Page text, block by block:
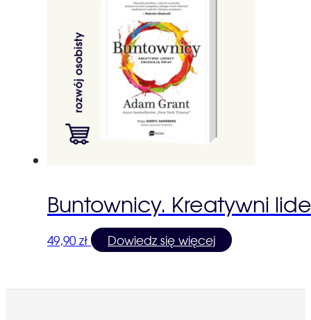
Buntownicy. Kreatywni
49,90 zł Dowiedz się więcej